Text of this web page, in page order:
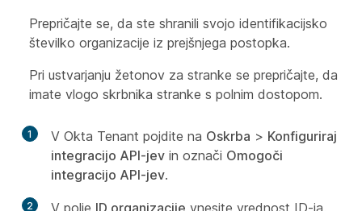
Prepričajte se, da ste shranili svojo identifikacijsko
številko organizacije iz prejšnjega postopka.
Pri ustvarjanju žetonov za stranke se prepričajte, da
imate vlogo skrbnika stranke s polnim dostopom.
1 V Okta Tenant pojdite na Oskrba > Konfiguriraj
integracijo API-jev in označi Omogoči
integracijo API-jev.
2 V polje ID organizacije vnesite vrednost ID-ja.